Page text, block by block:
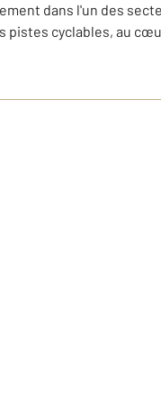
dans l'un des
cyclables, au